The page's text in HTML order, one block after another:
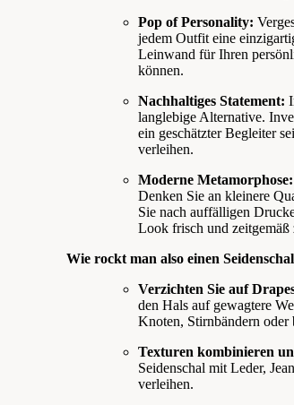
Pop of Personality:
jedem Outfit eine
Leinwand für Ihren
können.
Nachhaltiges Statement:
langlebige Alternative.
ein geschätzter Begleiter
verleihen.
Moderne Metamorphose:
Denken Sie an kleinere
Sie nach auffälligen
Look frisch und zeitgemäß
Wie rockt man also einen
Verzichten Sie auf
den Hals auf gewagtere
Knoten, Stirnbändern oder
Texturen kombinieren
Seidenschal mit Leder,
verleihen.